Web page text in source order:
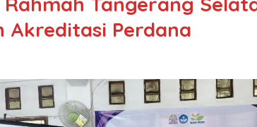
Akreditasi Perdana